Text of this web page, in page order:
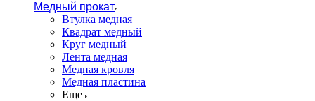
Медный прокат
Втулка медная
Квадрат медный
Круг медный
Лента медная
Медная кровля
Медная пластина
Еще